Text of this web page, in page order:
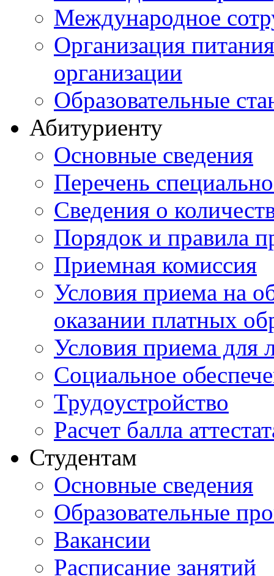
Международное
Организация
организации
Образовательные
Абитуриенту
Основные сведения
Перечень
Cведения о
Порядок и правила
Приемная комиссия
Условия приема на
оказании платных
Условия приема для
Социальное
Трудоустройство
Расчет балла
Студентам
Основные сведения
Образовательные
Вакансии
Расписание занятий